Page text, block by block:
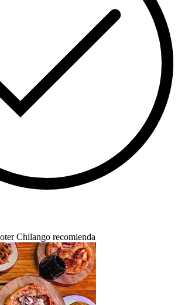
Chilango recomienda